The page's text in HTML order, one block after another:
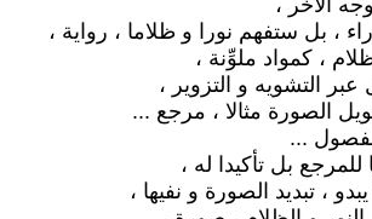
الآخر ،
، بل ستفهم نورا و ظلاما ، رواية ،
، كمواد ملوِّنة ،
التشويه و التزوير ،
الصورة مثالا ، مرجع ...
...
بل تأكيدا له ،
، تبديد الصورة و نفيها ،